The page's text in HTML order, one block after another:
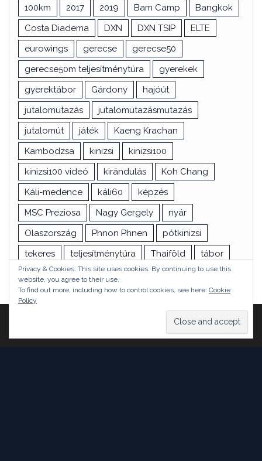
100km 2017 2019 Bam Camp
Bangkok
Costa Diadema
DXN DXN TSIP
ELTE
eurowings
gerecse
gerecse50
gerecse50m teljesítménytúra
gyerekek
gyerektábor
Gárdony
hajóút
jutalomutazás
jutalomutazásmutazás
jutalomút
játék
Kaeng Krachan
Kambodzsa
kinizsi
kinizsi100
kinizsi100 videó
kirándulás
Koh Chang
Káli-medence
káli60
képzés
MSC Preziosa
Nagy Gergely
nyár
Olaszország
Phnon Phnen
pótkinizsi
tekeres
teljesítménytúra Thaiföld
tábor
túra
utazás vizsga Ázsia
Theme:Head Blog
Privacy & Cookies: This site uses cookies. By continuing to use this
website, you agree to their use.
To find out more, including how to control cookies, see here: Cookie
Policy